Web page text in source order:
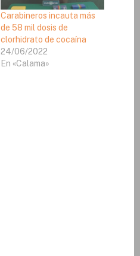
Carabineros incauta más
de 58 mil dosis de
clorhidrato de cocaína
24/06/2022
En «Calama»